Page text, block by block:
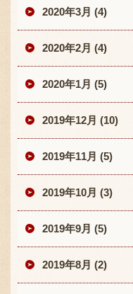
2020年3月 (4)
2020年2月 (4)
2020年1月 (5)
2019年12月 (10)
2019年11月 (5)
2019年10月 (3)
2019年9月 (5)
2019年8月 (2)